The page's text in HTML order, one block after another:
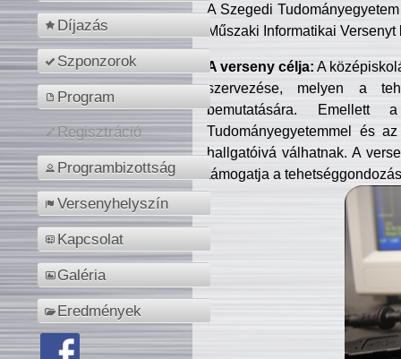
Díjazás
Szponzorok
Program
Regisztráció
Programbizottság
Versenyhelyszín
Kapcsolat
Galéria
Eredmények
A Szegedi
Műszaki Informatikai
A verseny célja: A
szervezése, melyen a
bemutatására. Emellett
Tudományegyetemmel és
hallgatóivá válhatnak. A
támogatja a